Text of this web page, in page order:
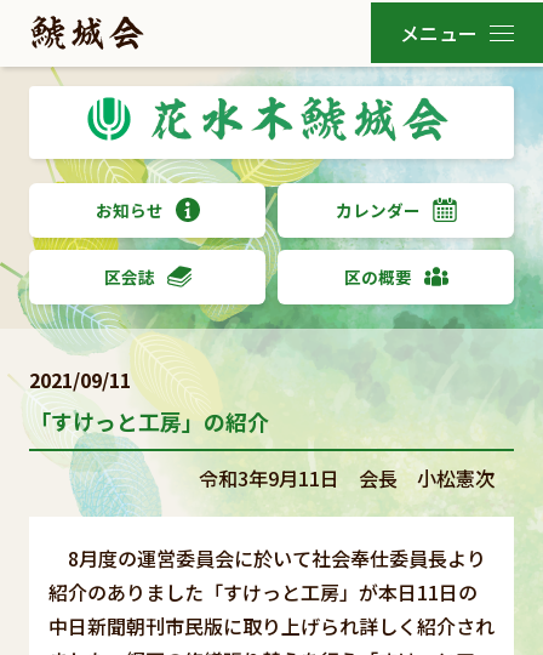
お知らせ カレンダー
区会誌 区の概要
2021/09/11
「すけっと工房」の紹介
令和3年9月11日 会長 小松憲次
8月度の運営委員会に於いて社会奉仕委員長より
紹介のありました「すけっと工房」が本日11日の
中日新聞朝刊市民版に取り上げられ詳しく紹介され